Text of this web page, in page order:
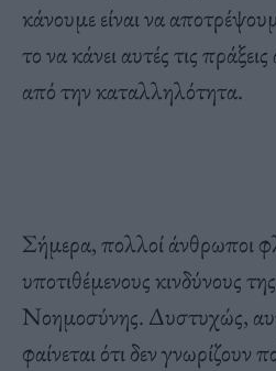
κάνουμε είναι να
το να κάνει αυτές τις
από την καταλληλότητα.
Σήμερα, πολλοί άνθρωποι
υποτιθέμενους κινδύνους
Νοημοσύνης. Δυστυχώς,
φαίνεται ότι δεν γνωρίζουν